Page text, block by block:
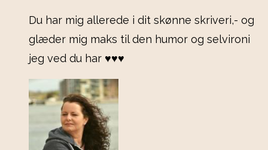
Du har mig allerede i dit skønne skriveri,- og
glæder mig maks til den humor og selvironi
jeg ved du har ♥️♥️♥️